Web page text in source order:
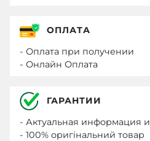
ОПЛАТА
- Оплата при получении
- Онлайн Оплата
ГАРАНТИИ
- Актуальная информация
- 100% оригінальний товар